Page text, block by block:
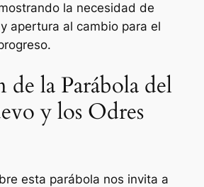
la necesidad de
apertura al cambio para el
de la Parábola del
y los Odres
esta parábola nos invita a